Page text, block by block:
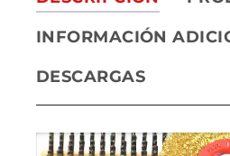
INFORMACIÓN
DESCARGAS